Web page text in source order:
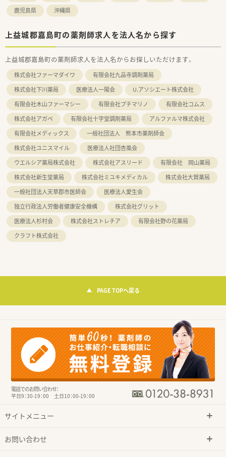
鹿児島県
沖縄県
上益城郡嘉島町の薬剤師求人を法人名から探す
上益城郡嘉島町の薬剤師求人を法人名からお探しいただけます。
株式会社ファーマダイワ
有限会社九品寺調剤薬局
株式会社下川薬局
医療法人一陽会
U.アソシエート株式会社
有限会社木山ファーマシー
有限会社プチマリノ
有限会社コムス
株式会社アガペ
有限会社十字堂調剤薬局
アルファルマ株式会社
有限会社メディックス
一般社団法人 熊本市薬剤師会
株式会社ユニスマイル
医療法人社団杏風会
ウエルシア薬局株式会社
株式会社アスリード
有限会社 岡山薬局
株式会社新生堂薬局
株式会社ミユキメディカル
株式会社大賀薬局
一般社団法人天草郡市医師会
医療法人愛生会
独立行政法人労働者健康安全機構
株式会社グリット
医療法人杉村会
株式会社ストレチア
有限会社野の花薬局
クラフト株式会社
PAGE TOPへ戻る
電話でのお問い合わせ：
平日9：30-19：00 土日10：00-19：00
サイトメニュー
お問い合わせ